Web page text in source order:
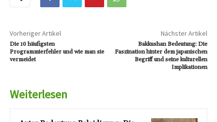
Vorheriger Artikel
Die 10 häufigsten
Programmierfehler und wie man sie
vermeidet
Nächster Artikel
Bakkushan Bedeutung: Die
Faszination hinter dem japanischen
Begriff und seine kulturellen
Implikationen
Weiterlesen